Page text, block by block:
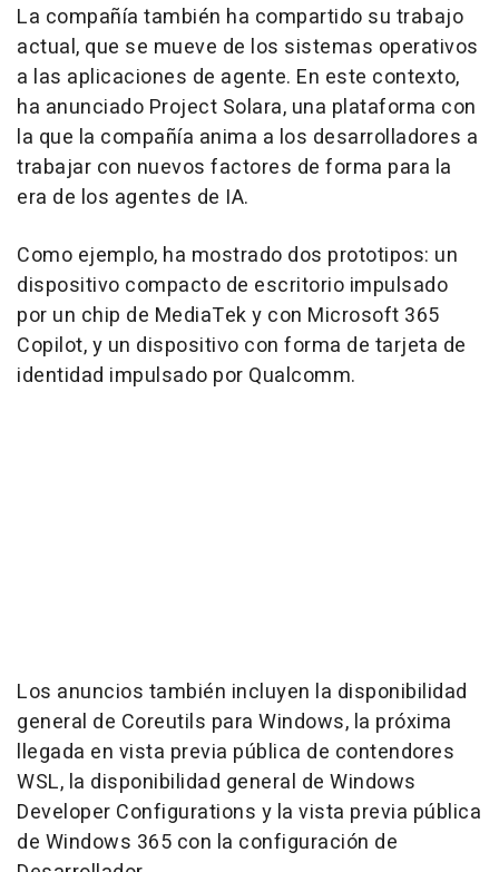
La compañía también ha compartido su trabajo
actual, que se mueve de los sistemas operativos
a las aplicaciones de agente. En este contexto,
ha anunciado Project Solara, una plataforma con
la que la compañía anima a los desarrolladores a
trabajar con nuevos factores de forma para la
era de los agentes de IA.
Como ejemplo, ha mostrado dos prototipos: un
dispositivo compacto de escritorio impulsado
por un chip de MediaTek y con Microsoft 365
Copilot, y un dispositivo con forma de tarjeta de
identidad impulsado por Qualcomm.
Los anuncios también incluyen la disponibilidad
general de Coreutils para Windows, la próxima
llegada en vista previa pública de contendores
WSL, la disponibilidad general de Windows
Developer Configurations y la vista previa pública
de Windows 365 con la configuración de